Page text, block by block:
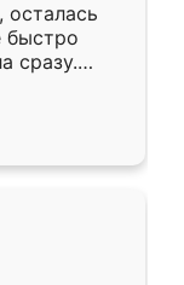
осталась
быстро
сразу.
к
Собрали
даже